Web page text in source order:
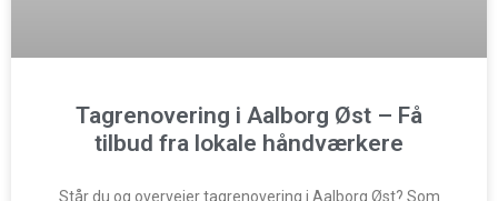
Tagrenovering i Aalborg Øst – Få
tilbud fra lokale håndværkere
Står du og overvejer tagrenovering i Aalborg Øst? Som